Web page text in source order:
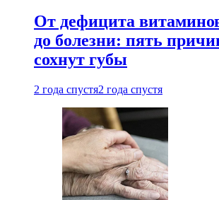
От дефицита
до болезни: пять
сохнут губы
2 года спустя2 года спустя